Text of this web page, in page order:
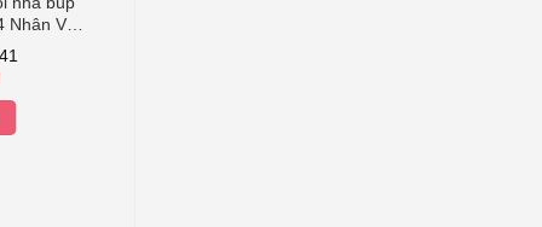
Nhân Vật
dình –
duy sáng